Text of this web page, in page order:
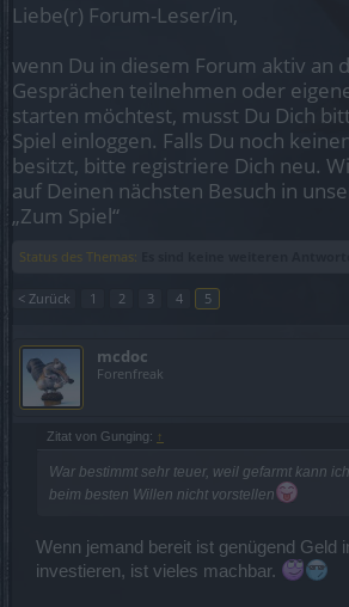
Liebe(r) Forum-Leser/in,
wenn Du in diesem Forum aktiv an
Gesprächen teilnehmen oder
starten möchtest, musst Du Dich
Spiel einloggen. Falls Du noch
besitzt, bitte registriere Dich neu.
auf Deinen nächsten Besuch in
„Zum Spiel“
Status des Themas:
< Zurück 1 2 3 4 5
mcdoc
Forenfreak
Zitat von Gunging: ↑
War bestimmt sehr teuer, weil gefarmt kann
beim besten Willen nicht vorstellen
Wenn jemand bereit ist genügend Geld
investieren, ist vieles machbar.